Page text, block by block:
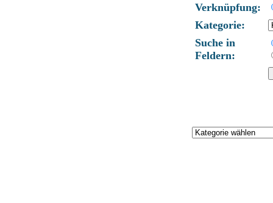
Verknüpfung:
Kategorie:
Suche in
Feldern: